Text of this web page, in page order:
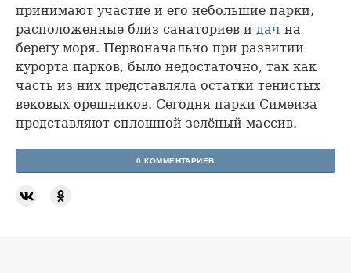
принимают участие и его небольшие парки,
расположенные близ санаториев и дач на
берегу моря. Первоначально при развитии
курорта парков, было недостаточно, так как
часть из них представляла остатки тенистых
вековых орешников. Сегодня парки Симеиза
представляют сплошной зелёный массив.
0 КОММЕНТАРИЕВ